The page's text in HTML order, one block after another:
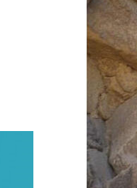
工学研究科
未来
環境医学研究所 (23)
Research
Researchers'